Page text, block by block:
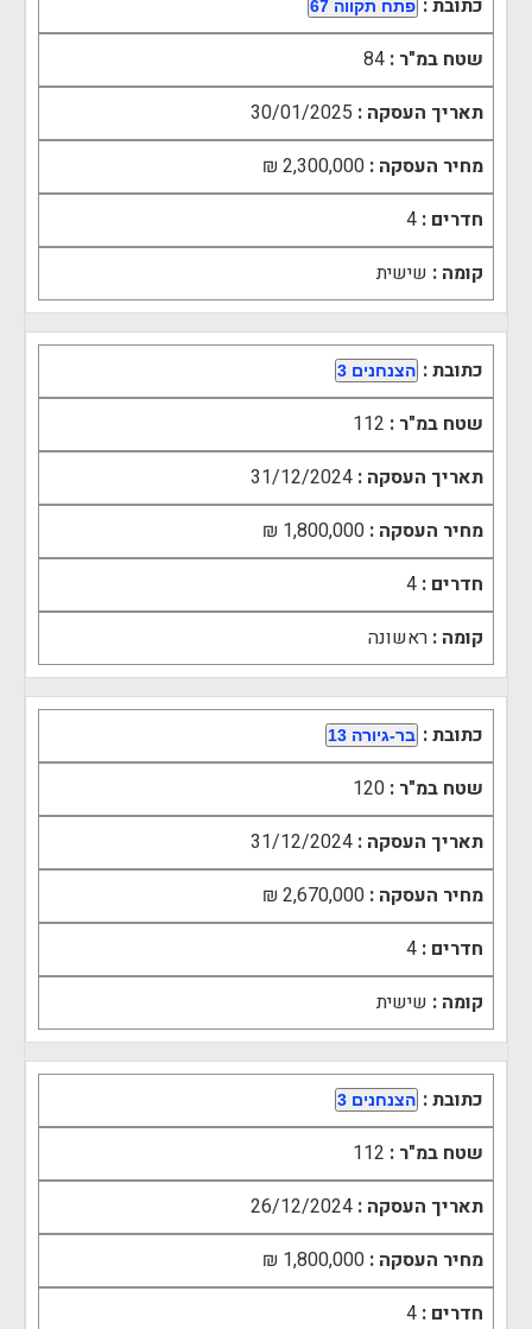
כתובת : פתח תקווה 67
שטח במ"ר : 84
תאריך העסקה : 30/01/2025
מחיר העסקה : 2,300,000 ₪
חדרים : 4
קומה : שישית
כתובת : הצנחנים 3
שטח במ"ר : 112
תאריך העסקה : 31/12/2024
מחיר העסקה : 1,800,000 ₪
חדרים : 4
קומה : ראשונה
כתובת : בר-גיורה 13
שטח במ"ר : 120
תאריך העסקה : 31/12/2024
מחיר העסקה : 2,670,000 ₪
חדרים : 4
קומה : שישית
כתובת : הצנחנים 3
שטח במ"ר : 112
תאריך העסקה : 26/12/2024
מחיר העסקה : 1,800,000 ₪
חדרים : 4